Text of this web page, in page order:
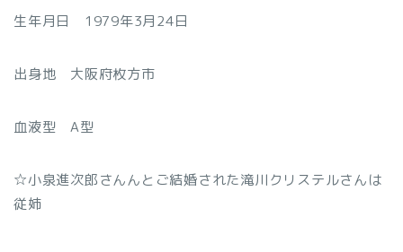
生年月日 1979年3月24日
出身地 大阪府枚方市
血液型 A型
☆小泉進次郎さんんとご結婚された滝川クリステルさんは
従姉